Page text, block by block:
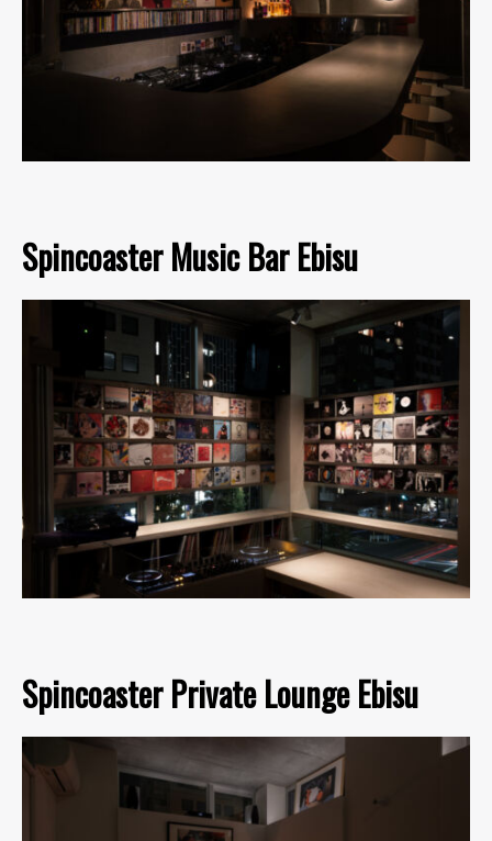
Spincoaster Music Bar Ebisu
Spincoaster Private Lounge Ebisu